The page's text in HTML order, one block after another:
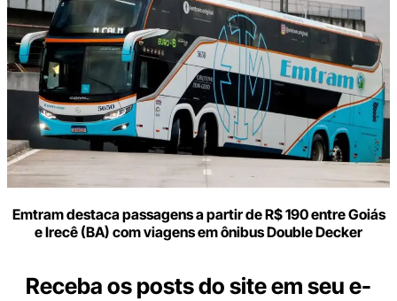
Emtram destaca passagens a partir de R$ 190 entre Goiás
e Irecê (BA) com viagens em ônibus Double Decker
Receba os posts do site em seu e-